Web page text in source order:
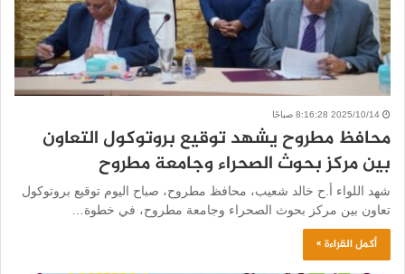
2025/10/14 8:16:28 صباحًا
محافظ مطروح يشهد توقيع بروتوكول التعاون
بين مركز بحوث الصحراء وجامعة مطروح
شهد اللواء أ.ح خالد شعيب، محافظ مطروح، صباح اليوم توقيع بروتوكول
تعاون بين مركز بحوث الصحراء وجامعة مطروح، في خطوة…
أكمل القراءة »